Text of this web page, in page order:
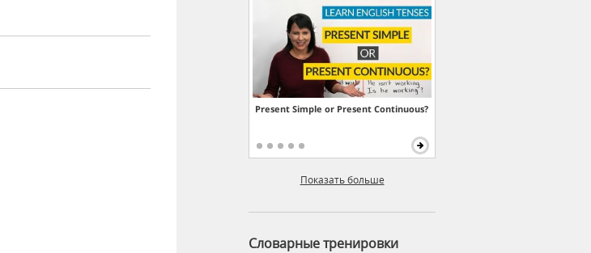
Present Simple or Present Continuous?
Показать больше
Словарные тренировки